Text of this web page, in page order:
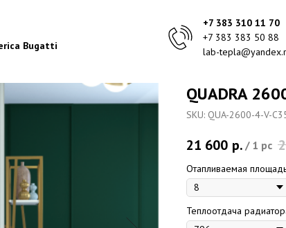
Bugatti
+7 383 310 11 70
+7 383 383 50 88
lab-
QUADRA
SKU: QUA-2600-4-V-
21 600 р. / 1 pc
Отапливаемая
Теплоотдача